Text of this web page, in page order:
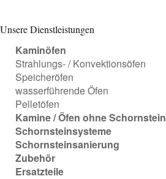
Unsere Dienstleistungen
Kaminöfen
Strahlungs- / Konvektionsöfen
Speicheröfen
wasserführende Öfen
Pelletöfen
Kamine / Öfen ohne Schornstein
Schornsteinsysteme
Schornsteinsanierung
Zubehör
Ersatzteile